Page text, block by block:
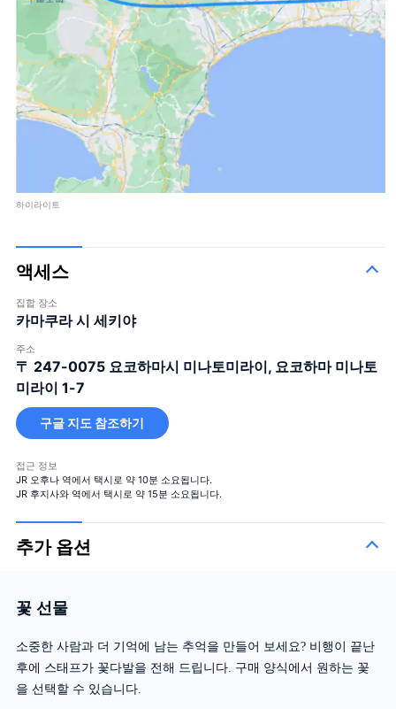
하이라이트
액세스
집합 장소
카마쿠라 시 세키야
주소
〒 247-0075 요코하마시 미나토미라이, 요코하마 미나토
미라이 1-7
구글 지도 참조하기
접근 정보
JR 오후나 역에서 택시로 약 10분 소요됩니다.
JR 후지사와 역에서 택시로 약 15분 소요됩니다.
추가 옵션
꽃 선물
소중한 사람과 더 기억에 남는 추억을 만들어 보세요? 비행이 끝난
후에 스태프가 꽃다발을 전해 드립니다. 구매 양식에서 원하는 꽃
을 선택할 수 있습니다.